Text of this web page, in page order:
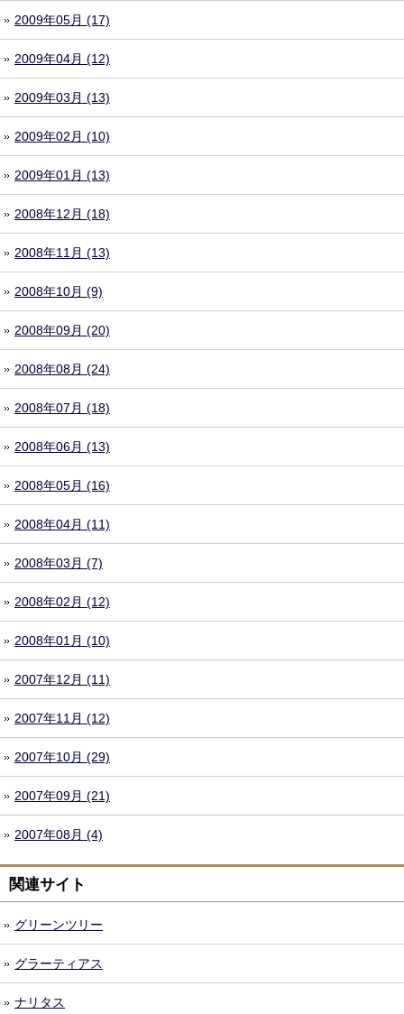
2009年05月 (17)
2009年04月 (12)
2009年03月 (13)
2009年02月 (10)
2009年01月 (13)
2008年12月 (18)
2008年11月 (13)
2008年10月 (9)
2008年09月 (20)
2008年08月 (24)
2008年07月 (18)
2008年06月 (13)
2008年05月 (16)
2008年04月 (11)
2008年03月 (7)
2008年02月 (12)
2008年01月 (10)
2007年12月 (11)
2007年11月 (12)
2007年10月 (29)
2007年09月 (21)
2007年08月 (4)
関連サイト
グリーンツリー
グラーティアス
ナリタス